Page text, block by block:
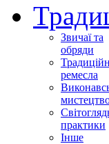
Звичаї та
обряди
ремесла
практики
Інше